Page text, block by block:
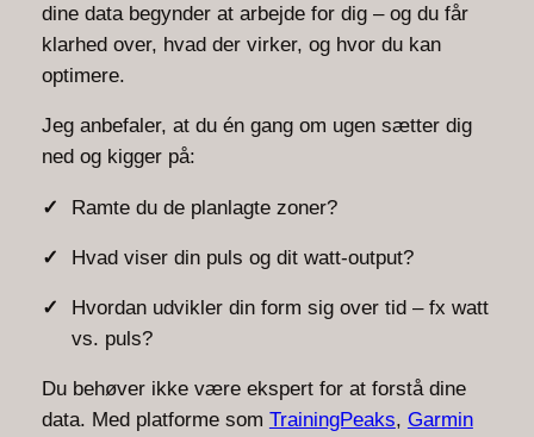
dine data begynder at arbejde for dig – og du får
klarhed over, hvad der virker, og hvor du kan
optimere.
Jeg anbefaler, at du én gang om ugen sætter dig
ned og kigger på:
Ramte du de planlagte zoner?
Hvad viser din puls og dit watt-output?
Hvordan udvikler din form sig over tid – fx watt
vs. puls?
Du behøver ikke være ekspert for at forstå dine
data. Med platforme som TrainingPeaks, Garmin